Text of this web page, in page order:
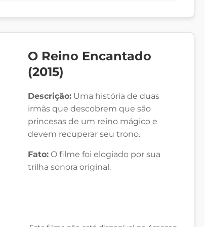
O Reino Encantado
(2015)
Descrição: Uma história de duas
irmãs que descobrem que são
princesas de um reino mágico e
devem recuperar seu trono.
Fato: O filme foi elogiado por sua
trilha sonora original.